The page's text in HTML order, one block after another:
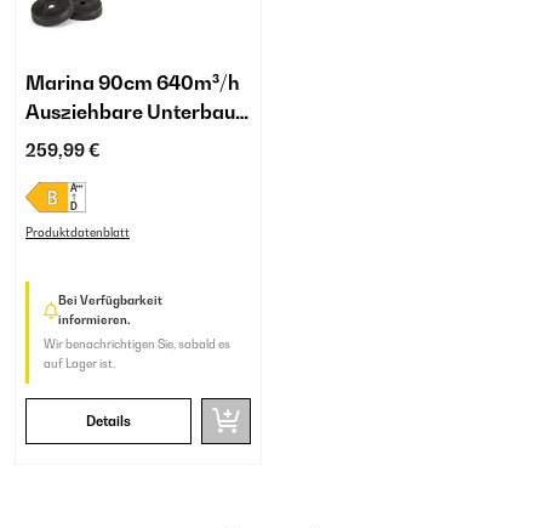
Marina 90cm 640m³/h
Ausziehbare Unterbau-
Dunstabzugshaube
259,99 €
Produktdatenblatt
Bei Verfügbarkeit
informieren.
Wir benachrichtigen Sie, sobald es
auf Lager ist.
Details